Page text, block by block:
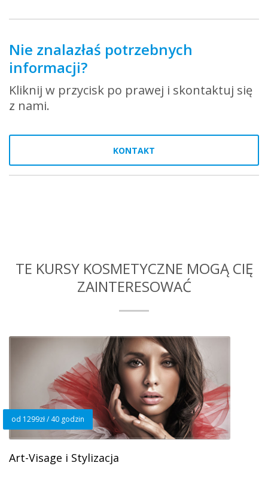
Nie znalazłaś potrzebnych
informacji?
Kliknij w przycisk po prawej i skontaktuj się
z nami.
KONTAKT
TE KURSY KOSMETYCZNE MOGĄ CIĘ
ZAINTERESOWAĆ
od 1299zł / 40 godzin
Art-Visage i Stylizacja